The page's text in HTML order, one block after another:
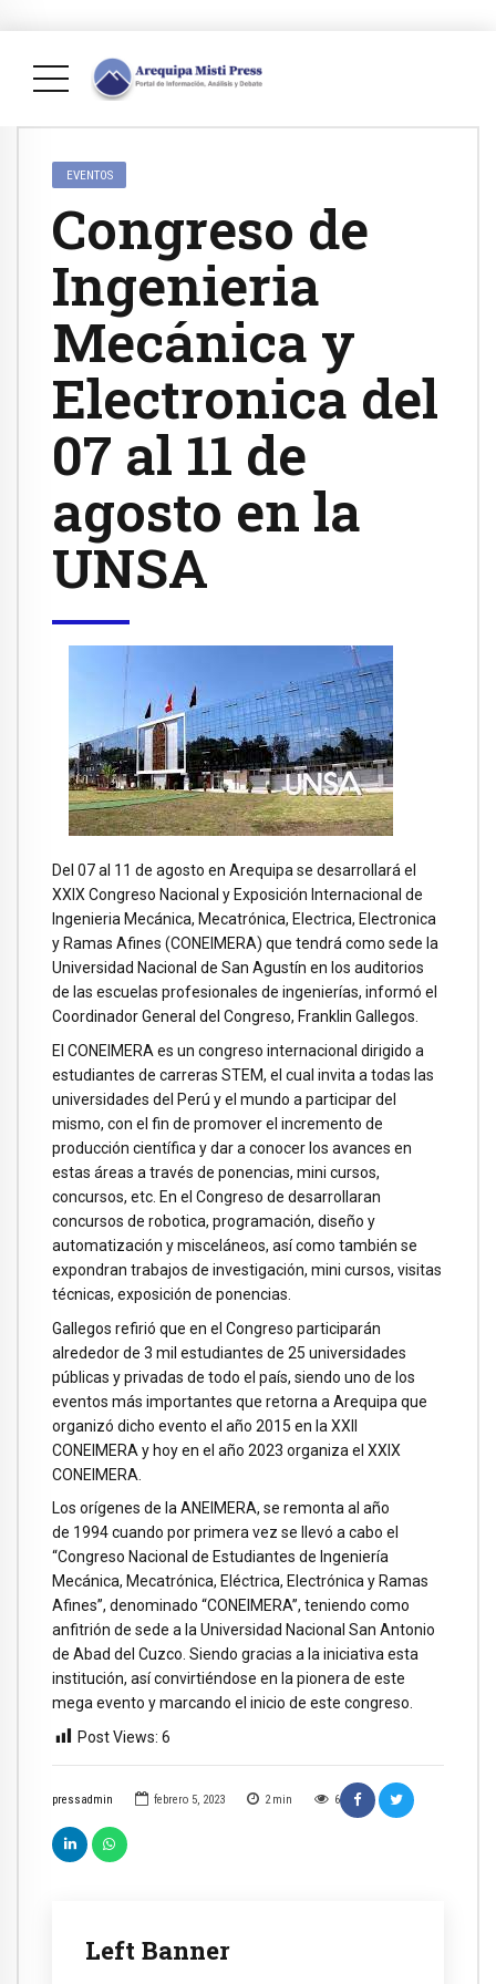
pressadmin febrero 5, 2023 2 min 6
Left Banner
EVENTOS
Congreso de
Ingenieria
Mecánica y
Electronica del
07 al 11 de
agosto en la
UNSA
Del 07 al 11 de agosto en Arequipa se desarrollará el
XXIX Congreso Nacional y Exposición Internacional de
Ingenieria Mecánica, Mecatrónica, Electrica, Electronica
y Ramas Afines (CONEIMERA) que tendrá como sede la
Universidad Nacional de San Agustín en los auditorios
de las escuelas profesionales de ingenierías, informó el
Coordinador General del Congreso, Franklin Gallegos.
El CONEIMERA es un congreso internacional dirigido a
estudiantes de carreras STEM, el cual invita a todas las
universidades del Perú y el mundo a participar del
mismo, con el fin de promover el incremento de
producción científica y dar a conocer los avances en
estas áreas a través de ponencias, mini cursos,
concursos, etc. En el Congreso de desarrollaran
concursos de robotica, programación, diseño y
automatización y misceláneos, así como también se
expondran trabajos de investigación, mini cursos, visitas
técnicas, exposición de ponencias.
Gallegos refirió que en el Congreso participarán
alrededor de 3 mil estudiantes de 25 universidades
públicas y privadas de todo el país, siendo uno de los
eventos más importantes que retorna a Arequipa que
organizó dicho evento el año 2015 en la XXII
CONEIMERA y hoy en el año 2023 organiza el XXIX
CONEIMERA.
Los orígenes de la ANEIMERA, se remonta al año
de 1994 cuando por primera vez se llevó a cabo el
“Congreso Nacional de Estudiantes de Ingeniería
Mecánica, Mecatrónica, Eléctrica, Electrónica y Ramas
Afines”, denominado “CONEIMERA”, teniendo como
anfitrión de sede a la Universidad Nacional San Antonio
de Abad del Cuzco. Siendo gracias a la iniciativa esta
institución, así convirtiéndose en la pionera de este
mega evento y marcando el inicio de este congreso.
Post Views: 6